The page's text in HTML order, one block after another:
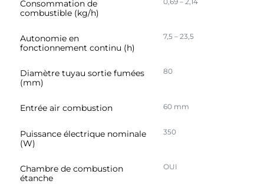
Consommation de
combustible (kg/h)
Autonomie en
fonctionnement continu (h)
7,5 – 23,5
Diamètre tuyau sortie fumées
(mm)
80
Entrée air combustion 60 mm
Puissance électrique nominale
(W)
350
Chambre de combustion
étanche
OUI